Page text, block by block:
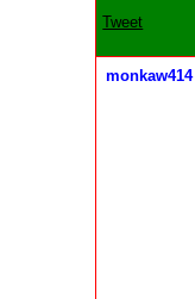
Tweet
monkaw414